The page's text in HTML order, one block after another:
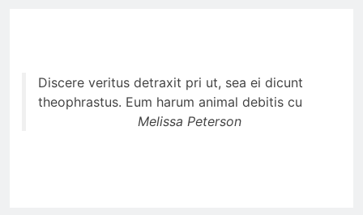
Discere veritus detraxit pri ut, sea ei dicunt
theophrastus. Eum harum animal debitis cu
Melissa Peterson